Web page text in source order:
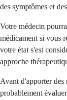
des symptômes et
Votre médecin
médicament si vous
votre état s'est
approche
Avant d'apporter
probablement